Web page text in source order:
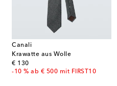
Canali
Krawatte aus Wolle
€ 130
original price
-10 % ab € 500 mit FIRST10